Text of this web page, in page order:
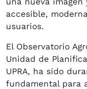
accesible,
usuarios.
El Observatorio
Unidad de
UPRA, ha sido
fundamental para